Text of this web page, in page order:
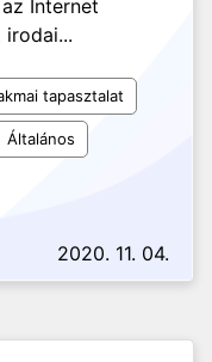
Internet
irodai...
tapasztalat
Általános
2020. 11. 04.